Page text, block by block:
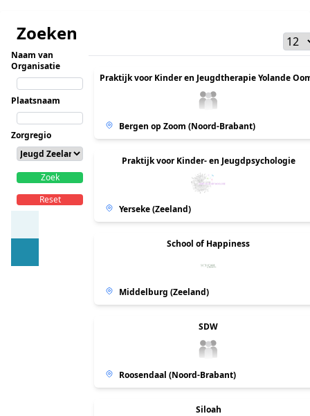
Zoeken
Naam van
Organisatie
Plaatsnaam
Zorgregio
Zoek
Reset
Praktijk voor Kinder en Jeugdtherapie Yolande
Bergen op Zoom (Noord-Brabant)
Praktijk voor Kinder- en Jeugdpsychologie
Yerseke (Zeeland)
School of Happiness
Middelburg (Zeeland)
SDW
Roosendaal (Noord-Brabant)
Siloah